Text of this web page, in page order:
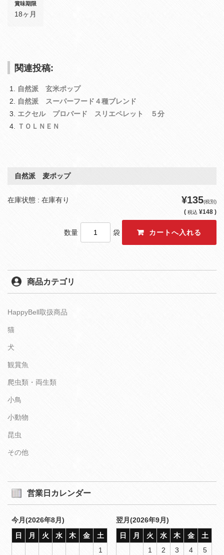
賞味期限
18ヶ月
関連投稿:
自然派 玄米ポップ
自然派 スーパーフード４種ブレンド
エクセル プロバード スリエペレット ５分
ＴＯＬＮＥＮ
自然派 麦ポップ
在庫状態 : 在庫有り ¥135(税別)
( 税込 ¥148 )
数量 袋
商品カテゴリ
HappyBell取扱商品
猫
犬
観賞魚
爬虫類・両生類
小鳥
小動物
昆虫
その他
営業日カレンダー
今月(2026年8月)
日
月 火 水 木 金
土
1
翌月(2026年9月)
日
月 火 水 木 金
土
1
2 3 4
5